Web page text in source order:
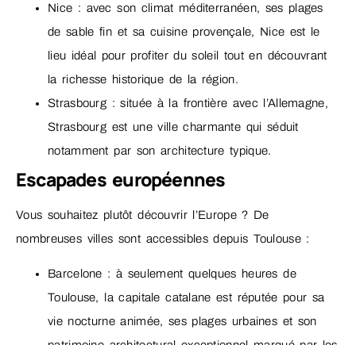
Nice : avec son climat méditerranéen, ses plages
de sable fin et sa cuisine provençale, Nice est le
lieu idéal pour profiter du soleil tout en découvrant
la richesse historique de la région.
Strasbourg : située à la frontière avec l’Allemagne,
Strasbourg est une ville charmante qui séduit
notamment par son architecture typique.
Escapades européennes
Vous souhaitez plutôt découvrir l’Europe ? De
nombreuses villes sont accessibles depuis Toulouse :
Barcelone : à seulement quelques heures de
Toulouse, la capitale catalane est réputée pour sa
vie nocturne animée, ses plages urbaines et son